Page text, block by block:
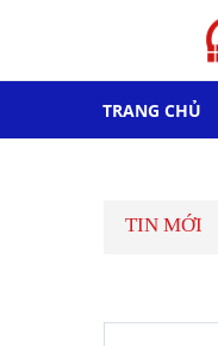
TRANG CHỦ
TIN MỚI